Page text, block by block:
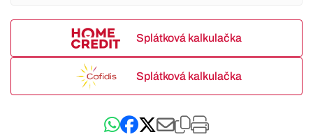
Splátková kalkulačka
Splátková kalkulačka